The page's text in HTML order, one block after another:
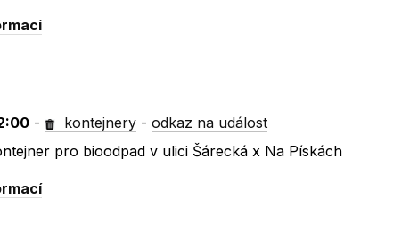
- kontejnery -odkaz na událost
pro bioodpad v ulici Šárecká x Na Pískách